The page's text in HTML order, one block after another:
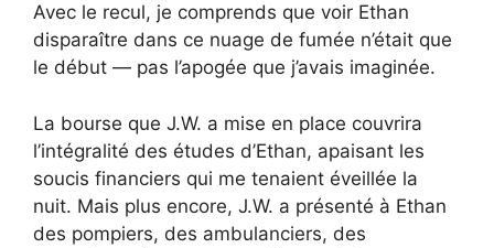
Avec le recul, je comprends que voir Ethan
disparaître dans ce nuage de fumée n’était que
le début — pas l’apogée que j’avais imaginée.
La bourse que J.W. a mise en place couvrira
l’intégralité des études d’Ethan, apaisant les
soucis financiers qui me tenaient éveillée la
nuit. Mais plus encore, J.W. a présenté à Ethan
des pompiers, des ambulanciers, des